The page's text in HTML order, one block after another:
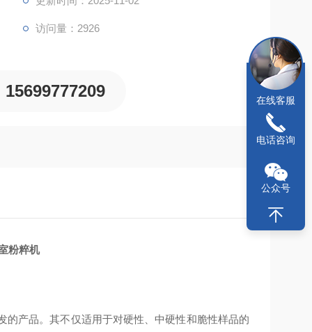
访问量：2926
15699777209
粉粹机
的产品。其不仅适用于对硬性、中硬性和脆性样品的
在线客服
电话咨询
公众号